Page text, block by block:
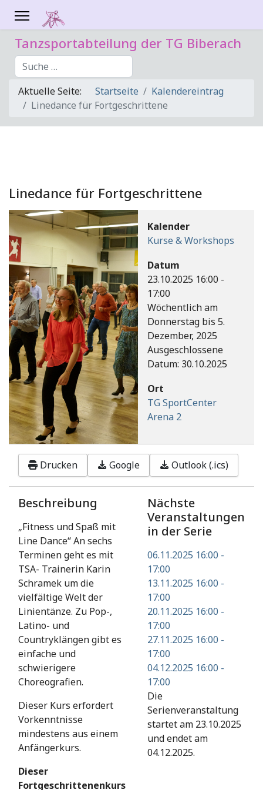
Tanzsportabteilung der TG Biberach
Suchen
Aktuelle Seite: Startseite
Kalendereintrag
Linedance für Fortgeschrittene
Linedance für Fortgeschrittene
Kalender
Kurse & Workshops
Datum
23.10.2025 16:00 -
17:00
Wöchentlich am
Donnerstag bis 5.
Dezember, 2025
Ausgeschlossene
Datum: 30.10.2025
Ort
TG SportCenter
Arena 2
Drucken Google Outlook (.ics)
Beschreibung
„Fitness und Spaß mit
Line Dance“ An sechs
Terminen geht es mit
TSA- Trainerin Karin
Schramek um die
vielfältige Welt der
Linientänze. Zu Pop-,
Latino- und
Countryklängen gibt es
einfache und
schwierigere
Choreografien.
Dieser Kurs erfordert
Vorkenntnisse
mindestens aus einem
Anfängerkurs.
Dieser
Fortgeschrittenenkurs
Nächste
Veranstaltungen
in der Serie
06.11.2025 16:00 -
17:00
13.11.2025 16:00 -
17:00
20.11.2025 16:00 -
17:00
27.11.2025 16:00 -
17:00
04.12.2025 16:00 -
17:00
Die
Serienveranstaltung
startet am 23.10.2025
und endet am
04.12.2025.